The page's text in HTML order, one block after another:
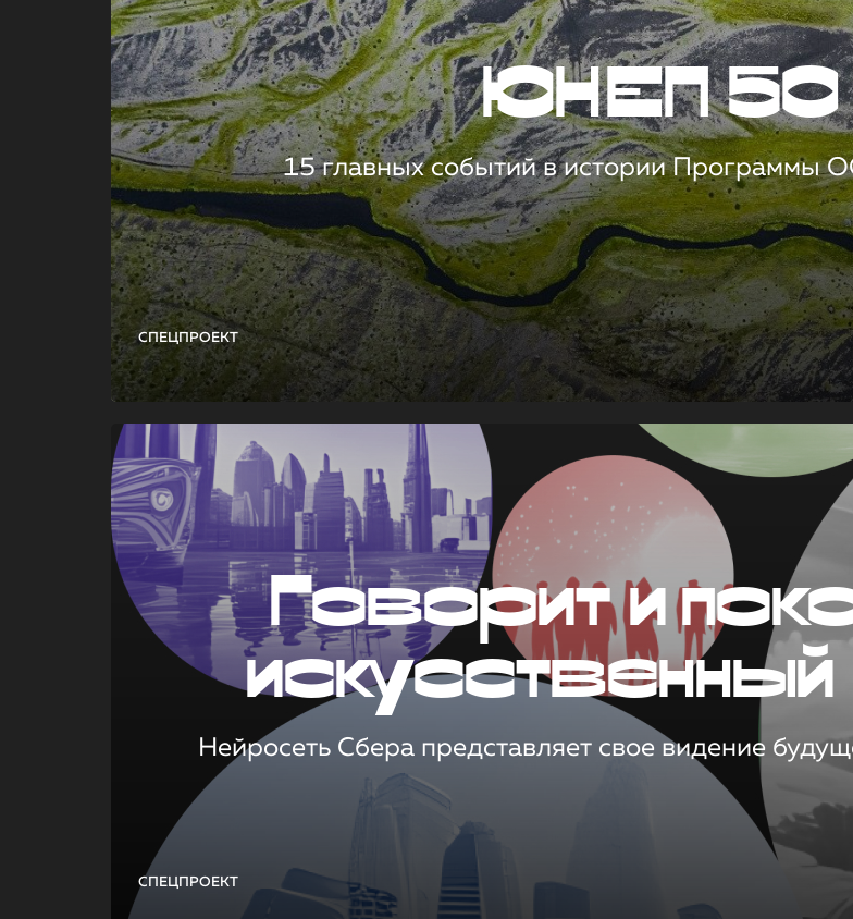
СПЕЦПРОЕКТ
ЮНЕП 50
15 главных событий в истории Программы
СПЕЦПРОЕКТ
Говорит и
искусственный
Нейросеть Сбера представляет свое видение